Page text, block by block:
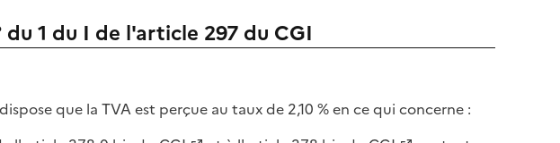
1 du I de l'article 297 du CGI
dispose que la TVA est perçue au taux de 2,10 % en ce qui concerne :